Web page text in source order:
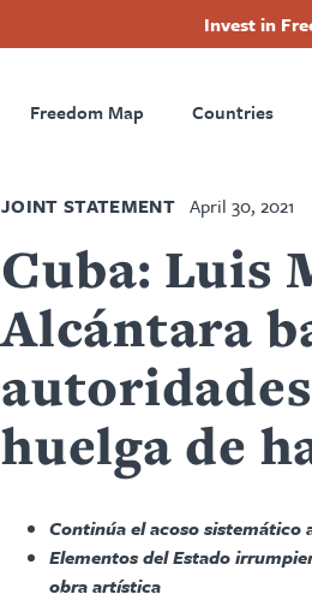
Invest in
Primary
Navigation
Freedom Map Countries
JOINT STATEMENT April 30, 2021
Cuba: Luis
Alcántara
huelga de
Continúa el acoso sistemático
Elementos del Estado
obra artística